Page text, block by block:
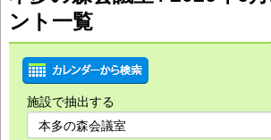
ント一覧
施設で抽出する